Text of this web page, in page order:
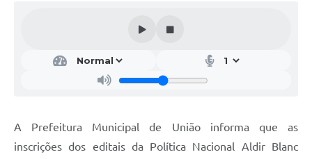
A Prefeitura Municipal de União informa que as
inscrições dos editais da Política Nacional Aldir Blanc